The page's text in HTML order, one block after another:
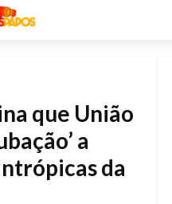
que União
a
da